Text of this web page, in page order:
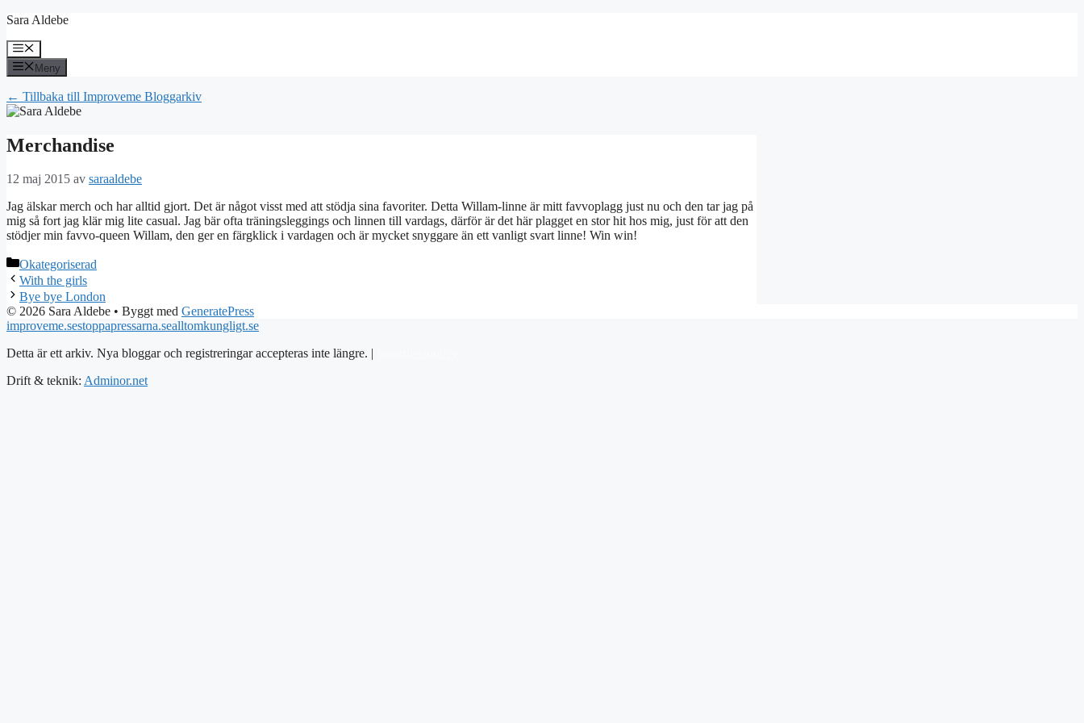
Hoppa
innehåll
Sara Aldebe
Meny
Meny
← Tillbaka till Improveme Bloggarkiv
Merchandise
12 maj 2015 av saraaldebe
Jag älskar merch och har alltid gjort. Det är något visst med att stödja sina favoriter. Detta Willam-linne är mitt favvoplagg just nu och den tar jag på
mig så fort jag klär mig lite casual. Jag bär ofta träningsleggings och linnen till vardags, därför är det här plagget en stor hit hos mig, just för att den
stödjer min favvo-queen Willam, den ger en färgklick i vardagen och är mycket snyggare än ett vanligt svart linne! Win win!
Kategorier
Okategoriserad
With the girls
Bye bye London
© 2026 Sara Aldebe • Byggt med GeneratePress
improveme.sestoppapressarna.sealltomkungligt.se
Detta är ett arkiv. Nya bloggar och registreringar accepteras inte längre. |
Drift & teknik: Adminor.net